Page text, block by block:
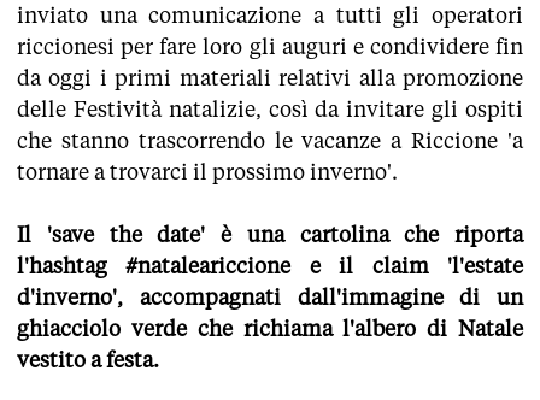
inviato una comunicazione a tutti gli operatori
riccionesi per fare loro gli auguri e condividere fin
da oggi i primi materiali relativi alla promozione
delle Festività natalizie, così da invitare gli ospiti
che stanno trascorrendo le vacanze a Riccione 'a
tornare a trovarci il prossimo inverno'.
Il 'save the date' è una cartolina che riporta
l'hashtag #nataleariccione e il claim 'l'estate
d'inverno', accompagnati dall'immagine di un
ghiacciolo verde che richiama l'albero di Natale
vestito a festa.